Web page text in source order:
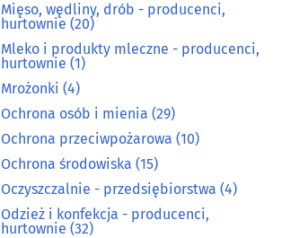
Mięso, wędliny, drób - producenci,
hurtownie (20)
Mleko i produkty mleczne - producenci,
hurtownie (1)
Mrożonki (4)
Ochrona osób i mienia (29)
Ochrona przeciwpożarowa (10)
Ochrona środowiska (15)
Oczyszczalnie - przedsiębiorstwa (4)
Odzież i konfekcja - producenci,
hurtownie (32)